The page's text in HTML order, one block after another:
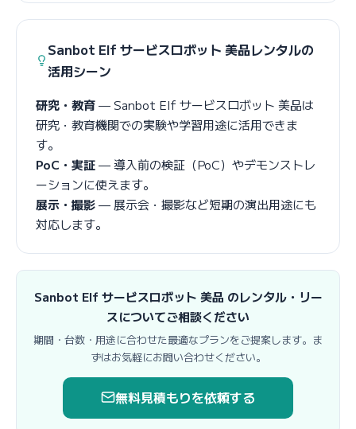
Sanbot Elf サービスロボット 美品レンタルの
活用シーン
研究・教育— Sanbot Elf サービスロボット 美品は
研究・教育機関での実験や学習用途に活用できま
す。
PoC・実証— 導入前の検証（PoC）やデモンストレ
ーションに使えます。
展示・撮影— 展示会・撮影など短期の演出用途にも
対応します。
Sanbot Elf サービスロボット 美品 のレンタル・リー
スについてご相談ください
期間・台数・用途に合わせた最適なプランをご提案します。ま
ずはお気軽にお問い合わせください。
無料見積もりを依頼する